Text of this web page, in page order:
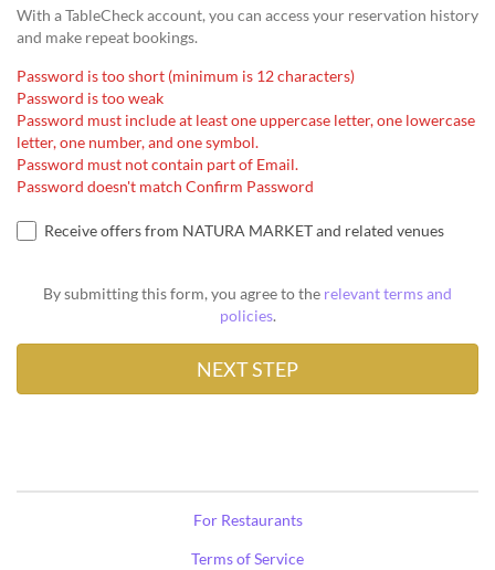
With a TableCheck account, you can access your reservation history
and make repeat bookings.
Password is too short (minimum is 12 characters)
Password is too weak
Password must include at least one uppercase letter, one lowercase
letter, one number, and one symbol.
Password must not contain part of Email.
Password doesn't match Confirm Password
Receive offers from NATURA MARKET and related venues
By submitting this form, you agree to the relevant terms and
policies.
For Restaurants
Terms of Service